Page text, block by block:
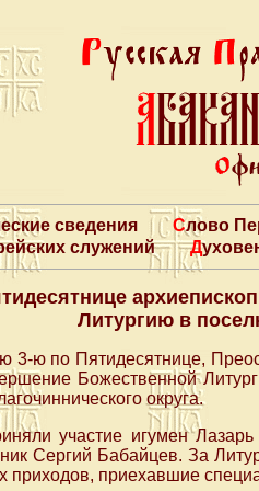
сведения
Слово
служений
Литургию в
3-ю по Пятидесятнице,
Божественной
округа.
участие игумен
Сергий Бабайцев. За
приехавшие